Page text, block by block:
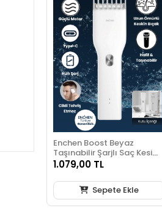
Enchen Boost Beyaz
Taşınabilir Şarjlı Saç Kesim
Seti
1.079,00 TL
Sepete Ekle